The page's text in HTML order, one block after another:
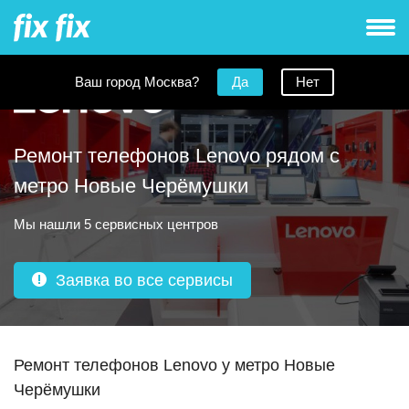
Ваш город Москва? Да Нет
Ремонт телефонов Lenovo рядом с
метро Новые Черёмушки
Мы нашли 5 сервисных центров
Заявка во все сервисы
Ремонт телефонов Lenovo у метро Новые
Черёмушки